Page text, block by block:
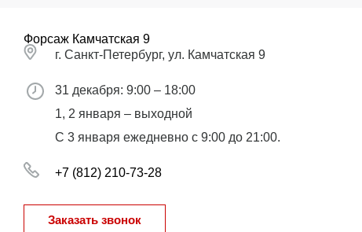
Форсаж Камчатская 9
г. Санкт-Петербург, ул. Камчатская 9
31 декабря: 9:00 – 18:00
1, 2 января – выходной
С 3 января ежедневно с 9:00 до 21:00.
+7 (812) 210-73-28
Заказать звонок